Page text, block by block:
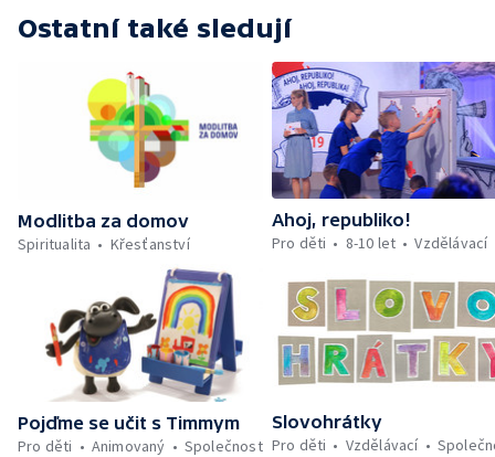
Ostatní také sledují
Modlitba za domov
Spiritualita
Křesťanství
Ahoj, republiko!
Pro děti
8-10 let Vzdělávací
Pojďme se učit s Timmym
Pro děti
Animovaný Společnost
Slovohrátky
Pro děti
Vzdělávací